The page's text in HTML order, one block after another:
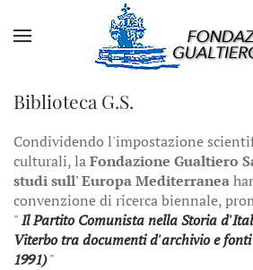
Biblioteca G.S.
Condividendo l'impostazione
culturali, laFondazione Gualtiero
studi sull' Europa Mediterranea
convenzione di ricerca biennale,
"Il Partito Comunista nella Storia
Viterbo tra documenti d'archivio e
1991)"